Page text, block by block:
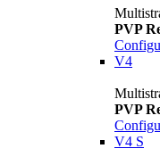
PVP
V4
PVP
V4 S